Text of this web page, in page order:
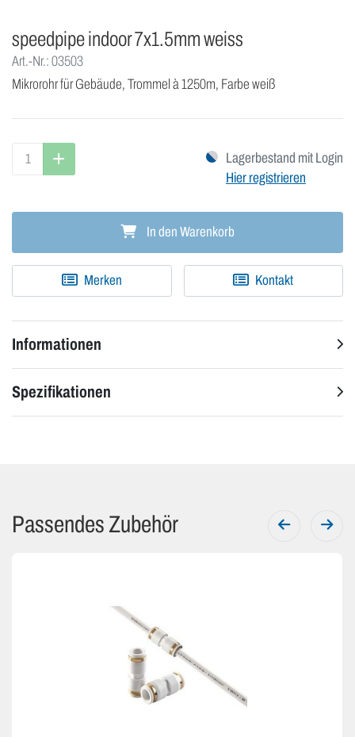
speedpipe indoor 7x1.5mm weiss
Art.-Nr.: 03503
Mikrorohr für Gebäude, Trommel à 1250m, Farbe weiß
Lagerbestand mit Login
Hier registrieren
In den Warenkorb
Merken Kontakt
Informationen
Spezifikationen
Passendes Zubehör